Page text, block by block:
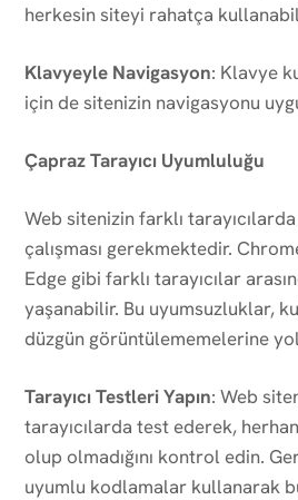
herkesin siteyi rahatça
Klavyeyle Navigasyon: Klavye
için de sitenizin navigasyonu
Çapraz Tarayıcı Uyumluluğu
Web sitenizin farklı
çalışması gerekmektedir.
Edge gibi farklı tarayıcılar
yaşanabilir. Bu uyumsuzluklar,
düzgün görüntülememelerine
Tarayıcı Testleri Yapın: Web
tarayıcılarda test ederek,
olup olmadığını kontrol edin.
uyumlu kodlamalar kullanarak